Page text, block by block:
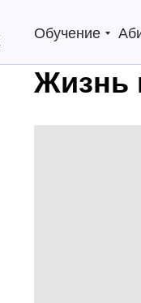
Обучение
Жизнь